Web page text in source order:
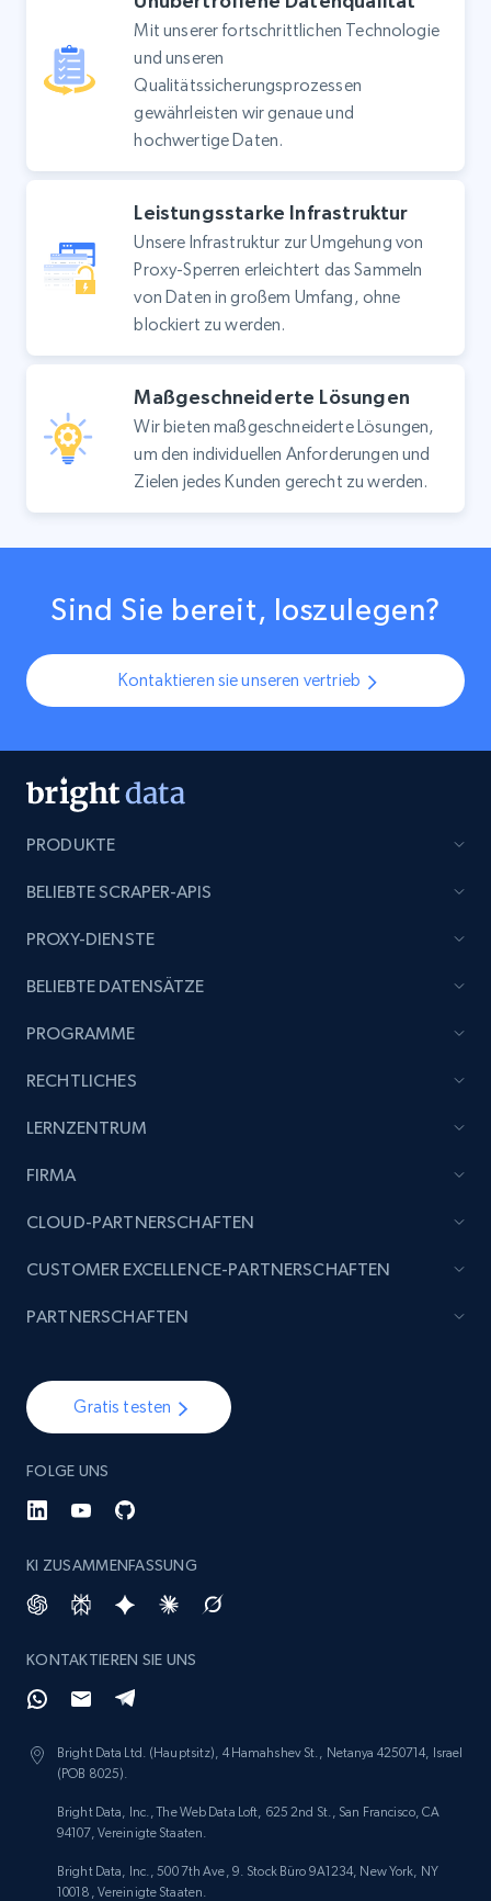
Mit unserer fortschrittlichen Technologie
und unseren
Qualitätssicherungsprozessen
gewährleisten wir genaue und
hochwertige Daten.
Leistungsstarke Infrastruktur
Unsere Infrastruktur zur Umgehung von
Proxy-Sperren erleichtert das Sammeln
von Daten in großem Umfang, ohne
blockiert zu werden.
Maßgeschneiderte Lösungen
Wir bieten maßgeschneiderte Lösungen,
um den individuellen Anforderungen und
Zielen jedes Kunden gerecht zu werden.
Sind Sie bereit, loszulegen?
Kontaktieren sie unseren vertrieb
PRODUKTE
BELIEBTE SCRAPER-APIS
PROXY-DIENSTE
BELIEBTE DATENSÄTZE
PROGRAMME
RECHTLICHES
LERNZENTRUM
FIRMA
Gratis testen
FOLGE UNS
KI ZUSAMMENFASSUNG
KONTAKTIEREN SIE UNS
Bright Data Ltd. (Hauptsitz), 4 Hamahshev St., Netanya 4250714, Israel
(POB 8025).
Bright Data, Inc., The Web Data Loft, 625 2nd St., San Francisco, CA
94107, Vereinigte Staaten.
Bright Data, Inc., 500 7th Ave, 9. Stock Büro 9A1234, New York, NY
10018, Vereinigte Staaten.
CLOUD-PARTNERSCHAFTEN
CUSTOMER EXCELLENCE-PARTNERSCHAFTEN
PARTNERSCHAFTEN